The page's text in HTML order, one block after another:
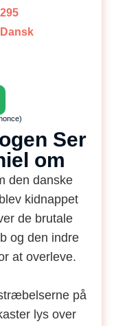
295
Dansk
Ser
om
den danske
kidnappet
de brutale
og den indre
at overleve.
på
lys over